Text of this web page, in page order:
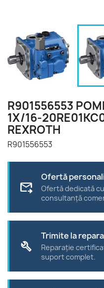
R901556553
1X/16-
REXROTH
R901556553
forward_to_inbox
Ofertă
Ofertă dedicată
consultanță
build
Trimite la
Reparație
suport complet.